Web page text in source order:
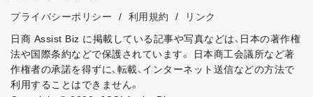
プライバシーポリシー / 利用規約 /
リンク
日商 Assist Biz に掲載している記事や写真などは、日本の著作権
法や国際条約などで保護されています。
日本商工会議所など著
作権者の承諾を得ずに、転載、インターネット送信などの方法で
利用することはできません。